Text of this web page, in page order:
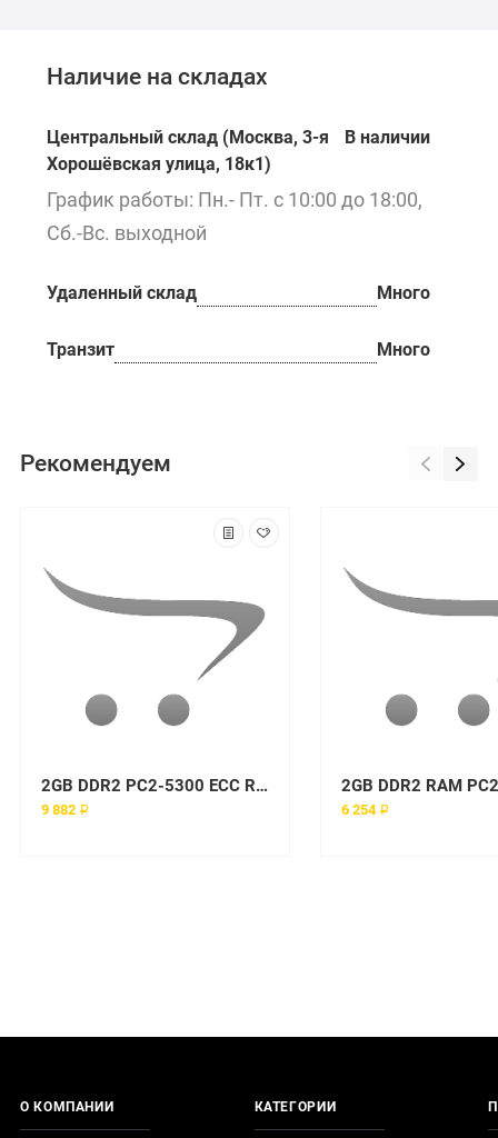
Наличие на складах
Центральный склад (Москва, 3-я
Хорошёвская улица, 18к1)
В наличии
График работы: Пн.- Пт. с 10:00 до 18:00,
Сб.-Вс. выходной
Удаленный склад Много
Транзит Много
Рекомендуем
2GB DDR2 PC2-5300 ECC REG
9 882 ₽ 6 254 ₽
О КОМПАНИИ КАТЕГОРИИ